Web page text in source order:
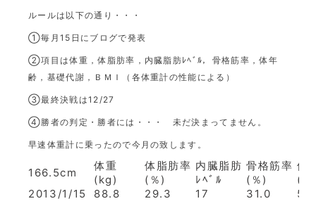
ルールは以下の通り・・・
①毎月15日にブログで発表
②項目は体重，体脂肪率，内臓脂肪ﾚﾍﾞﾙ，骨格筋率，体年
齢，基礎代謝，ＢＭＩ（各体重計の性能による）
③最終決戦は12/27
④勝者の判定・勝者には・・・ 未だ決まってません。
早速体重計に乗ったので今月の致します。
166.5cm
体重
(kg)
体脂肪率
(％)
内臓脂肪
ﾚﾍﾞﾙ
骨格筋率
(％)
体
(
2013/1/15
88.8 29.3 17 31.0 52